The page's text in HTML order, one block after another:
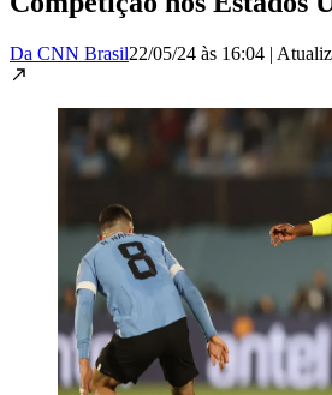
Da CNN Brasil22/05/24 às 16:04 |